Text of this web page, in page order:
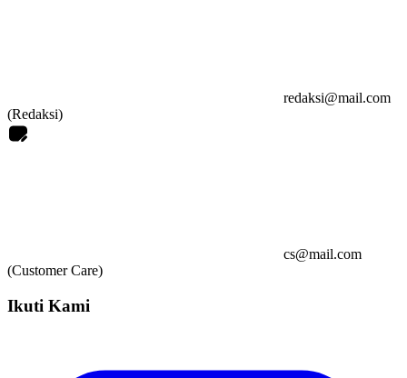
redaksi@mail.com
(Redaksi)
cs@mail.com
(Customer Care)
Ikuti Kami